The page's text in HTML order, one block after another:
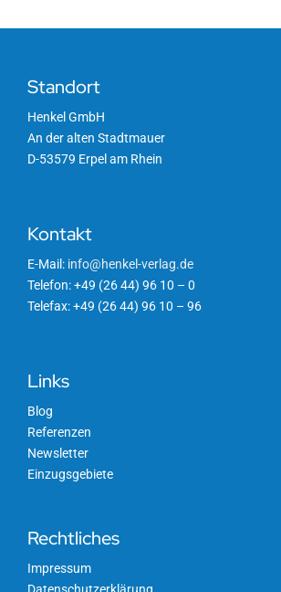
Standort
Henkel GmbH
An der alten Stadtmauer
D-53579 Erpel am Rhein
Kontakt
E-Mail: info@henkel-verlag.de
Telefon: +49 (26 44) 96 10 – 0
Telefax: +49 (26 44) 96 10 – 96
Links
Blog
Referenzen
Newsletter
Einzugsgebiete
Rechtliches
Impressum